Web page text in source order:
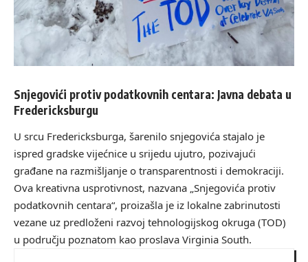
Snjegovići protiv podatkovnih centara: Javna debata u
Fredericksburgu
U srcu Fredericksburga, šarenilo snjegovića stajalo je
ispred gradske vijećnice u srijedu ujutro, pozivajući
građane na razmišljanje o transparentnosti i demokraciji.
Ova kreativna usprotivnost, nazvana „Snjegovića protiv
podatkovnih centara“, proizašla je iz lokalne zabrinutosti
vezane uz predloženi razvoj tehnologijskog okruga (TOD)
u području poznatom kao proslava Virginia South.